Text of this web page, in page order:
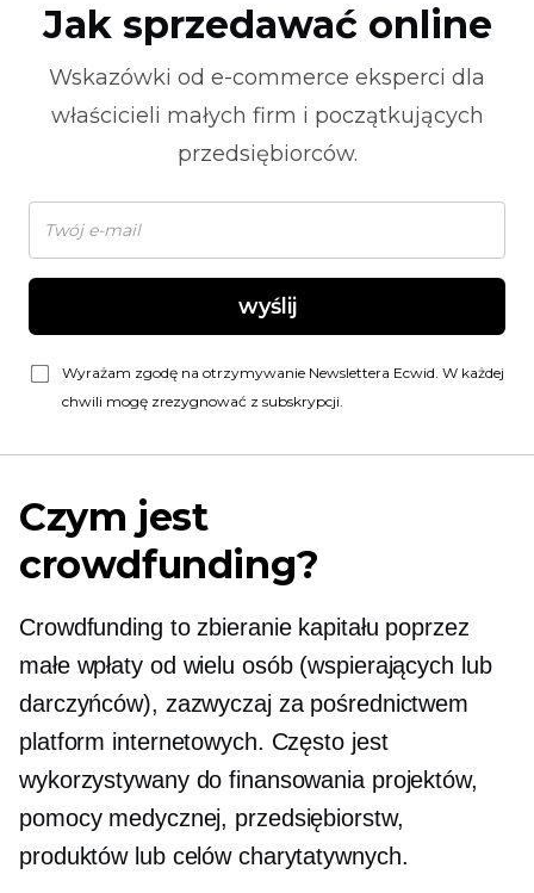
Jak sprzedawać online
Wskazówki od e-commerce eksperci dla
właścicieli małych firm i początkujących
przedsiębiorców.
wyślij
Wyrażam zgodę na otrzymywanie Newslettera Ecwid. W każdej
chwili mogę zrezygnować z subskrypcji.
Czym jest
crowdfunding?
Crowdfunding to zbieranie kapitału poprzez
małe wpłaty od wielu osób (wspierających lub
darczyńców), zazwyczaj za pośrednictwem
platform internetowych. Często jest
wykorzystywany do finansowania projektów,
pomocy medycznej, przedsiębiorstw,
produktów lub celów charytatywnych.